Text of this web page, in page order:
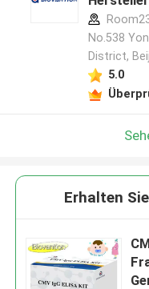
No.538
District,
5.0
Erhalten